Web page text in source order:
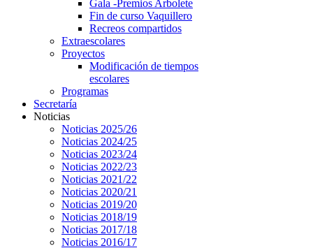
Gala -Premios Arbolete
Fin de curso Vaquillero
Recreos compartidos
Extraescolares
Proyectos
Modificación de tiempos
escolares
Programas
Secretaría
Noticias
Noticias 2025/26
Noticias 2024/25
Noticias 2023/24
Noticias 2022/23
Noticias 2021/22
Noticias 2020/21
Noticias 2019/20
Noticias 2018/19
Noticias 2017/18
Noticias 2016/17